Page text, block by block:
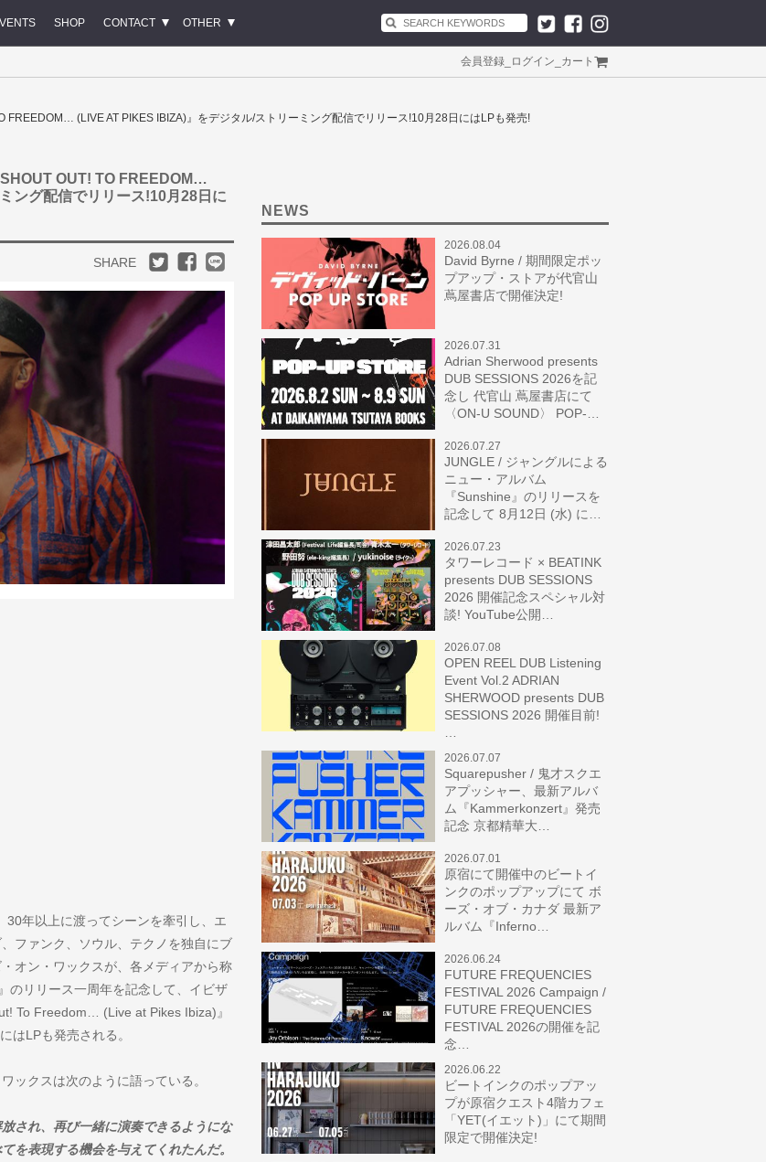
SHOP CONTACT OTHER
会員登録 ログイン カート
FREEDOM… (LIVE AT PIKES IBIZA)』をデジタル/ストリーミング配信でリリース!10月28日にはLPも発売!
OUT! TO FREEDOM…
ング配信でリリース!10月28日に
SHARE
30年以上に渡ってシーンを牽引し、エ
ファンク、ソウル、テクノを独自にブ
オン・ワックスが、各メディアから称
リリース一周年を記念して、イビザ
To Freedom… (Live at Pikes Ibiza)』
はLPも発売される。
ックスは次のように語っている。
され、再び一緒に演奏できるようにな
を表現する機会を与えてくれたんだ。
NEWS
2026.08.04
David Byrne / 期間限定ポッ
プアップ・ストアが代官山
蔦屋書店で開催決定!
2026.07.31
Adrian Sherwood presents
DUB SESSIONS 2026を記
念し 代官山 蔦屋書店にて
〈ON-U SOUND〉 POP-…
2026.07.27
JUNGLE / ジャングルによる
ニュー・アルバム
『Sunshine』のリリースを
記念して 8月12日 (水) に…
2026.07.23
タワーレコード × BEATINK
presents DUB SESSIONS
2026 開催記念スペシャル対
談! YouTube公開…
2026.07.08
OPEN REEL DUB Listening
Event Vol.2 ADRIAN
SHERWOOD presents DUB
SESSIONS 2026 開催目前!
2026.07.07
Squarepusher / 鬼才スクエ
アプッシャー、最新アルバ
ム『Kammerkonzert』発売
記念 京都精華大…
2026.07.01
原宿にて開催中のビートイ
ンクのポップアップにて ボ
ーズ・オブ・カナダ 最新ア
ルバム『Inferno…
2026.06.24
FUTURE FREQUENCIES
FESTIVAL 2026 Campaign /
FUTURE FREQUENCIES
FESTIVAL 2026の開催を記
念…
2026.06.22
ビートインクのポップアッ
プが原宿クエスト4階カフェ
「YET(イエット)」にて期間
限定で開催決定!